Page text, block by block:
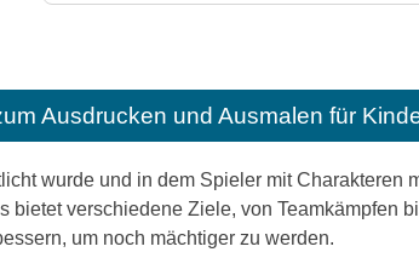
Ausdrucken und Ausmalen für
wurde und in dem Spieler mit Charakteren
verschiedene Ziele, von Teamkämpfen
um noch mächtiger zu werden.